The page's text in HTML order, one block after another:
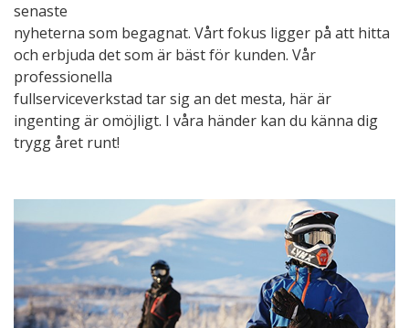
senaste
nyheterna som begagnat. Vårt fokus ligger på att hitta
och erbjuda det som är bäst för kunden. Vår
professionella
fullserviceverkstad tar sig an det mesta, här är
ingenting är omöjligt. I våra händer kan du känna dig
trygg året runt!